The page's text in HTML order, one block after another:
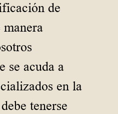
de
se acuda a
en la
tenerse